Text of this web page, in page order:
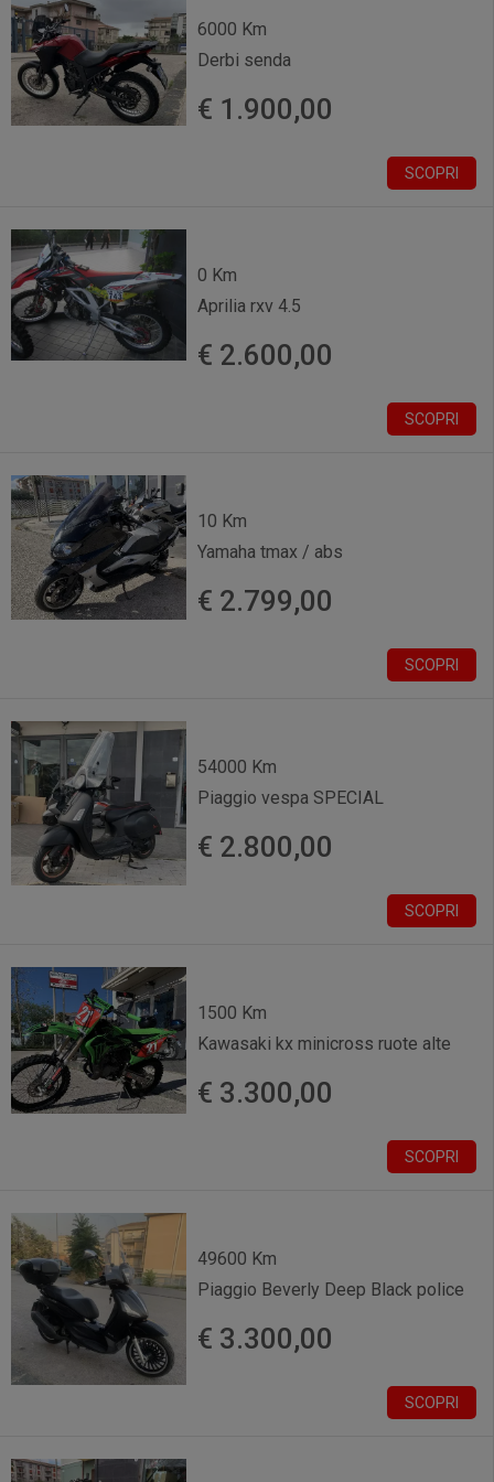
6000 Km
Derbi senda
€ 1.900,00
SCOPRI
0 Km
Aprilia rxv 4.5
€ 2.600,00
SCOPRI
10 Km
Yamaha tmax / abs
€ 2.799,00
SCOPRI
54000 Km
Piaggio vespa SPECIAL
€ 2.800,00
SCOPRI
1500 Km
Kawasaki kx minicross ruote alte
€ 3.300,00
SCOPRI
49600 Km
Piaggio Beverly Deep Black police
€ 3.300,00
SCOPRI